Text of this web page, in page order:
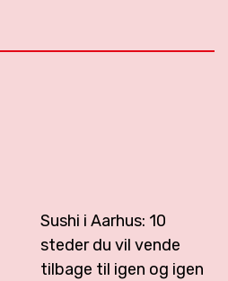
Sushi i Aarhus: 10
steder du vil vende
tilbage til igen og igen